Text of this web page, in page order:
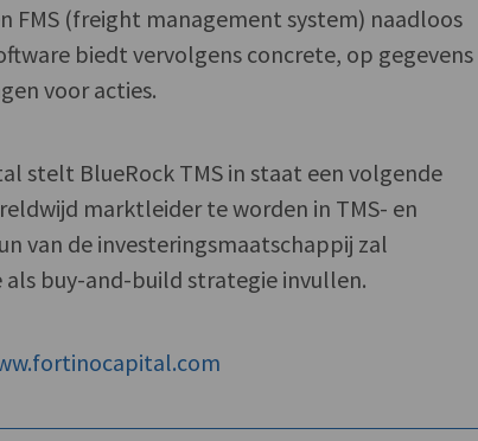
FMS (freight management system) naadloos
biedt vervolgens concrete, op gegevens
voor acties.
stelt BlueRock TMS in staat een volgende
marktleider te worden in TMS- en
van de investeringsmaatschappij zal
als buy-and-build strategie invullen.